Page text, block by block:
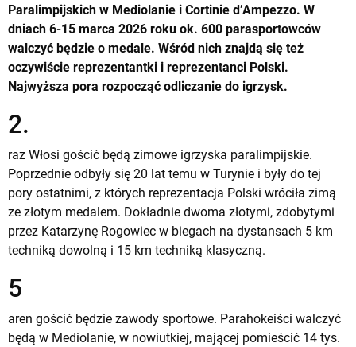
Paralimpijskich w Mediolanie i Cortinie d’Ampezzo. W
dniach 6-15 marca 2026 roku ok. 600 parasportowców
walczyć będzie o medale. Wśród nich znajdą się też
oczywiście reprezentantki i reprezentanci Polski.
Najwyższa pora rozpocząć odliczanie do igrzysk.
2.
raz Włosi gościć będą zimowe igrzyska paralimpijskie.
Poprzednie odbyły się 20 lat temu w Turynie i były do tej
pory ostatnimi, z których reprezentacja Polski wróciła zimą
ze złotym medalem. Dokładnie dwoma złotymi, zdobytymi
przez Katarzynę Rogowiec w biegach na dystansach 5 km
techniką dowolną i 15 km techniką klasyczną.
5
aren gościć będzie zawody sportowe. Parahokeiści walczyć
będą w Mediolanie, w nowiutkiej, mającej pomieścić 14 tys.